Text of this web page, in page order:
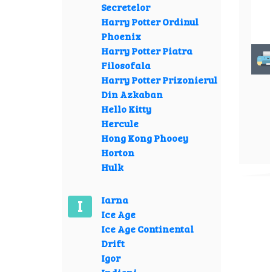
Secretelor
Harry Potter Ordinul
Phoenix
Harry Potter Piatra
Filosofala
Harry Potter Prizonierul
Din Azkaban
Hello Kitty
Hercule
Hong Kong Phooey
Horton
Hulk
I
Iarna
Ice Age
Ice Age Continental
Drift
Igor